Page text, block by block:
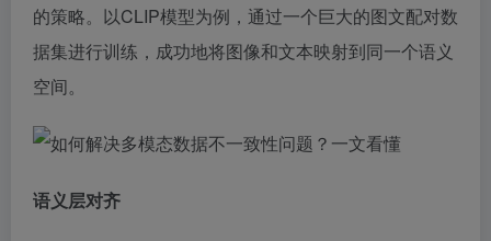
的策略。以CLIP模型为例，通过一个巨大的图文配对数
据集进行训练，成功地将图像和文本映射到同一个语义
空间。
语义层对齐